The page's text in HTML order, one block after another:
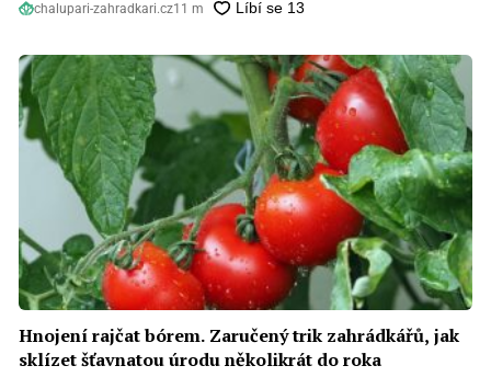
chalupari-zahradkari.cz11 m
Hnojení rajčat bórem. Zaručený trik zahrádkářů, jak
sklízet šťavnatou úrodu několikrát do roka